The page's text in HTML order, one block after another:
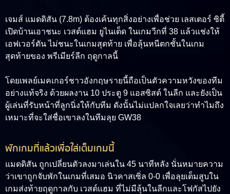
เจมส์ แมดดิสัน (7.8m) ต้องเค้นทุกสิ่งอย่างเพื่อช่วย เลสเตอร์ ซิตี้
เปิดบ้านเอาชนะ เวสต์แฮม ยูไนเต็ด ในเกมวีกที่ 38 แล้วแช่งให้
เอฟเวอร์ตัน ไม่ชนะในเกมสุดท้าย เพื่อลุ้นหนีตกชั้นในเกม
สุดท้ายของ พรีเมียร์ลีก ฤดูกาลนี้
โดยเพลย์เมคเกอร์ชาวอังกฤษรายนี้ถือเป็นตัวความหวังของทีม
อย่างแท้จริง ด้วยผลงาน 10 ประตู 9 แอสซิสต์ ในลีก และยังเป็น
ผู้เล่นที่รับหน้าที่ลูกนิ่งให้กับทีม ดังนั้นไม่แปลกใจเลยว่าทำไมถึง
เหมาะที่จะใส่ชื่อเขาลงในทีมลุย GW38
พักเกมที่แล้วเพื่อใส่เต็มเกมนี้
แมดดิสัน ถูกเปลี่ยนตัวลงมาเล่นใน 45 นาทีหลัง นั่นหมายความ
ว่าเขาถูกจับพักในเกมที่เสมอ นิวคาสเซิ่ล 0-0 เพื่อลุยเต็มสูบใน
เกมส่งท้ายฤดูกาลกับ เวสต์แฮม ที่ไม่มีลุ้นในลีกและโฟกัสไปยัง